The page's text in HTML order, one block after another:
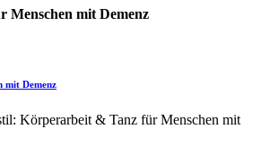
Menschen mit Demenz
mit Demenz
Körperarbeit & Tanz für Menschen mit